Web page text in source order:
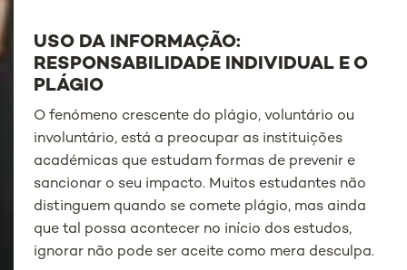
USO DA INFORMAÇÃO:
RESPONSABILIDADE INDIVIDUAL E O
PLÁGIO
O fenómeno crescente do plágio, voluntário ou
involuntário, está a preocupar as instituições
académicas que estudam formas de prevenir e
sancionar o seu impacto. Muitos estudantes não
distinguem quando se comete plágio, mas ainda
que tal possa acontecer no início dos estudos,
ignorar não pode ser aceite como mera desculpa.